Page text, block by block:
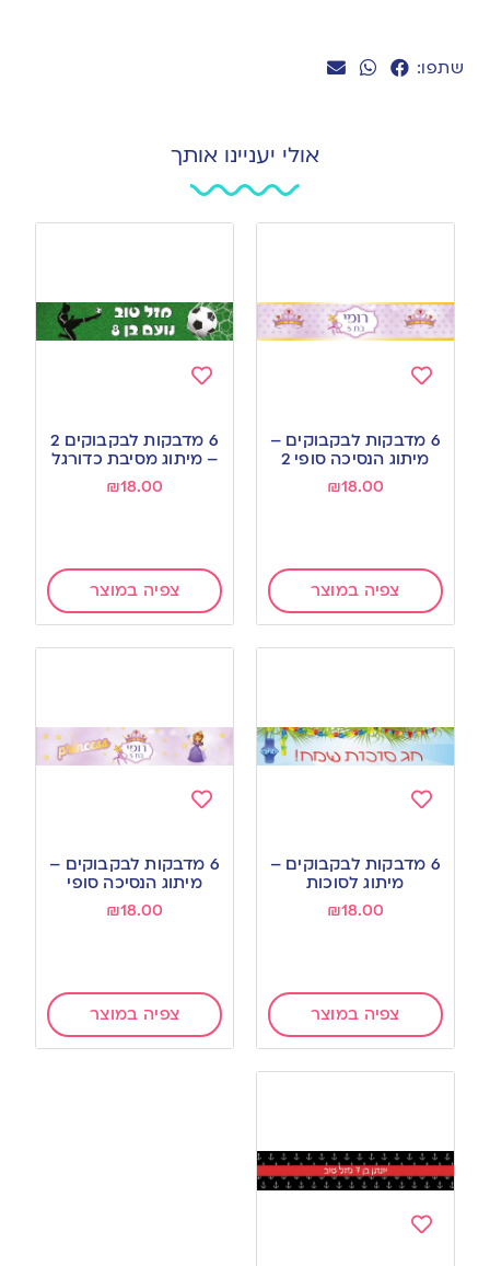
שתפו:
אולי יעניינו אותך
to
wishlist
6 מדבקות לבקבוקים –
מיתוג הנסיכה סופי 2
₪18.00
צפיה במוצר
to
wishlist
6 מדבקות לבקבוקים 2
– מיתוג מסיבת כדורגל
₪18.00
צפיה במוצר
to
wishlist
6 מדבקות לבקבוקים –
מיתוג לסוכות
₪18.00
צפיה במוצר
to
wishlist
6 מדבקות לבקבוקים –
מיתוג הנסיכה סופי
₪18.00
צפיה במוצר